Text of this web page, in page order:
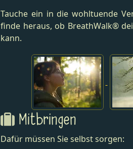
Tauche ein in die wohltuende
finde heraus, ob BreathWalk®
kann.
Mitbringen
Dafür müssen Sie selbst sorgen: